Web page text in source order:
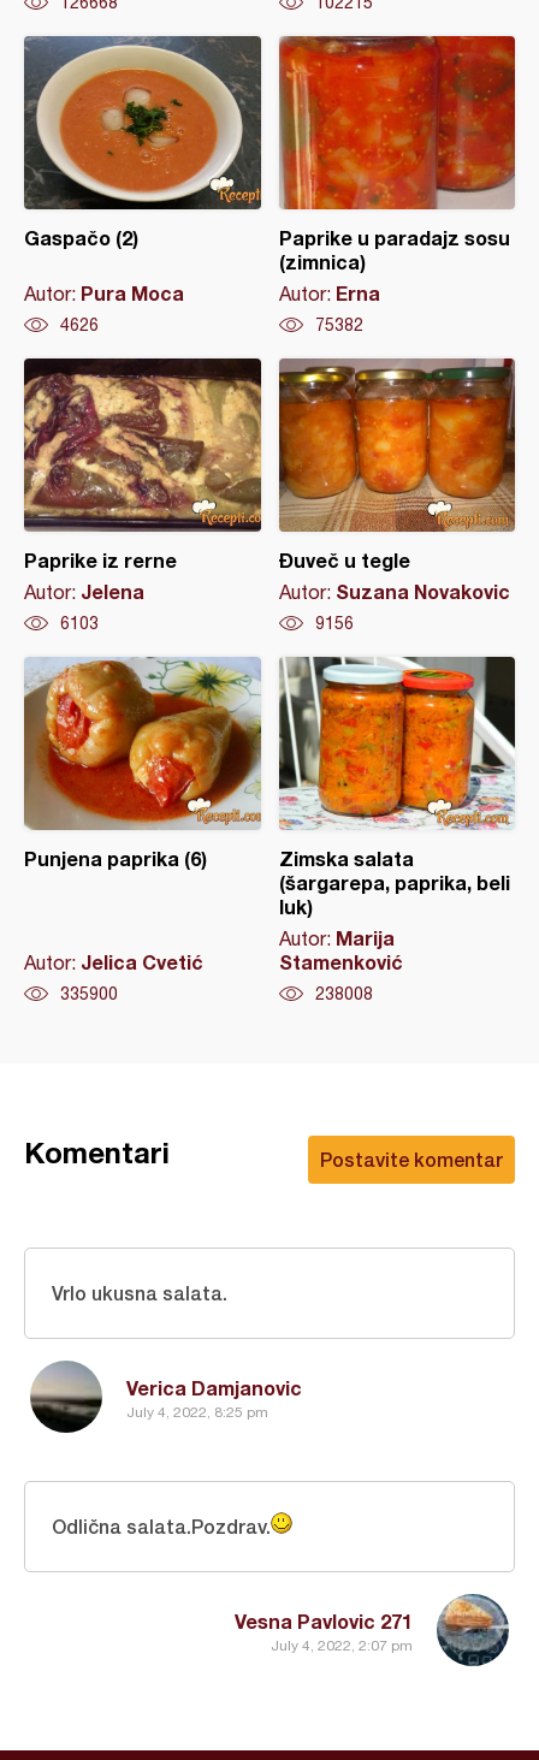
Gaspačo (2)
Autor: Pura Moca
4626
Paprike u paradajz sosu
(zimnica)
Autor: Erna
75382
Paprike iz rerne
Autor: Jelena
6103
Đuveč u tegle
Autor: Suzana Novakovic
9156
Punjena paprika (6)
Autor: Jelica Cvetić
335900
Zimska salata
(šargarepa, paprika, beli
luk)
Autor: Marija
Stamenković
238008
Postavite komentar
Komentari
Verica Damjanovic
July 4, 2022, 8:25 pm
Vrlo ukusna salata.
Vesna Pavlovic 271
July 4, 2022, 2:07 pm
Odlična salata.Pozdrav.